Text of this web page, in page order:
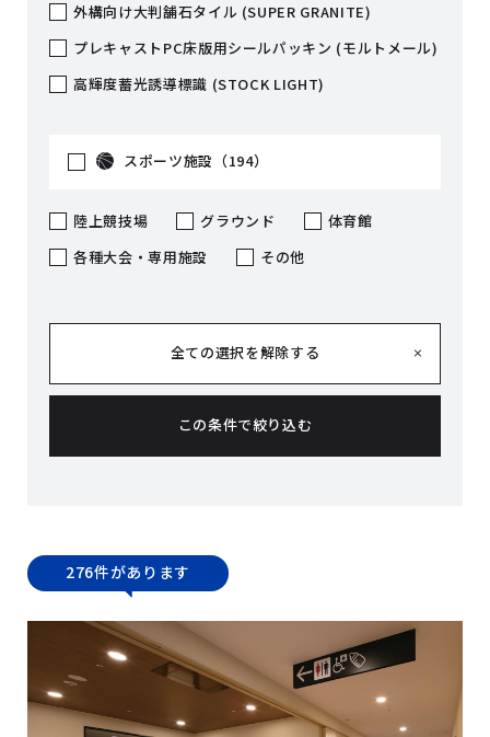
外構向け大判舗石タイル (SUPER GRANITE)
プレキャストPC床版用シールパッキン (モルトメール)
高輝度蓄光誘導標識 (STOCK LIGHT)
スポーツ施設（194）
陸上競技場 グラウンド
体育館
各種大会・専用施設
その他
全ての選択を解除する
この条件で絞り込む
276件があります